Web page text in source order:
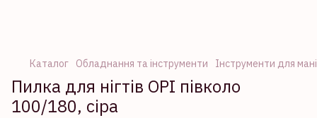
Каталог Обладнання та інструменти Інструменти для
Пилка для нігтів OPI півколо
100/180, сіра